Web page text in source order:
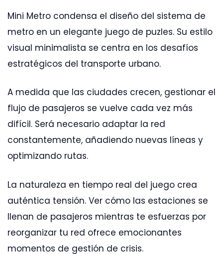
Mini Metro condensa el diseño del sistema de
metro en un elegante juego de puzles. Su estilo
visual minimalista se centra en los desafíos
estratégicos del transporte urbano.
A medida que las ciudades crecen, gestionar el
flujo de pasajeros se vuelve cada vez más
difícil. Será necesario adaptar la red
constantemente, añadiendo nuevas líneas y
optimizando rutas.
La naturaleza en tiempo real del juego crea
auténtica tensión. Ver cómo las estaciones se
llenan de pasajeros mientras te esfuerzas por
reorganizar tu red ofrece emocionantes
momentos de gestión de crisis.